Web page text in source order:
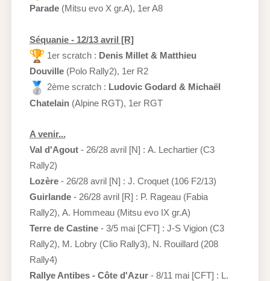
Parade(Mitsu evo X gr.A), 1er A8
Séquanie - 12/13 avril [R]
1er scratch : Denis Millet & Matthieu
Douville(Polo Rally2), 1er R2
2ème scratch : Ludovic Godard & Michaël
Chatelain(Alpine RGT), 1er RGT
A venir...
Val d'Agout- 26/28 avril [N] : A. Lechartier (C3
Rally2)
Lozère- 26/28 avril [N] : J. Croquet (106 F2/13)
Guirlande- 26/28 avril [R] : P. Rageau (Fabia
Rally2), A. Hommeau (Mitsu evo IX gr.A)
Terre de Castine- 3/5 mai [CFT] : J-S Vigion (C3
Rally2), M. Lobry (Clio Rally3), N. Rouillard (208
Rally4)
Rallye Antibes - Côte d'Azur- 8/11 mai [CFT] : L.